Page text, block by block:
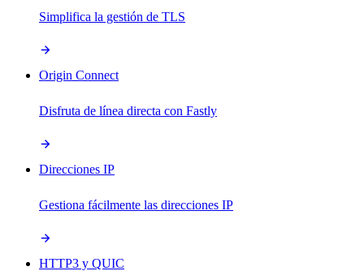
Simplifica la gestión de TLS
Origin Connect
Disfruta de línea directa con Fastly
Direcciones IP
Gestiona fácilmente las direcciones IP
HTTP3 y QUIC